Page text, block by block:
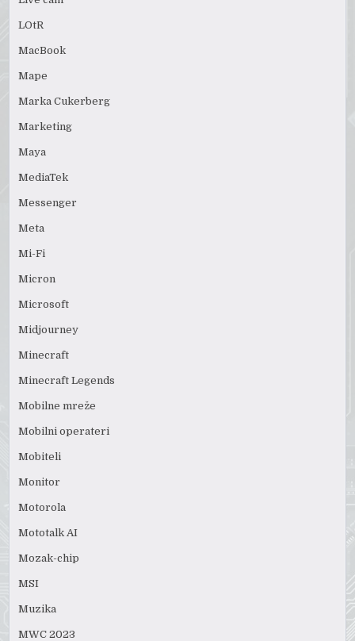
LOtR
MacBook
Mape
Marka Cukerberg
Marketing
Maya
MediaTek
Messenger
Meta
Mi-Fi
Micron
Microsoft
Midjourney
Minecraft
Minecraft Legends
Mobilne mreže
Mobilni operateri
Mobiteli
Monitor
Motorola
Mototalk AI
Mozak-chip
MSI
Muzika
MWC 2023